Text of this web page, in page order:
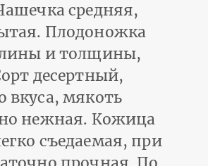
средняя,
Плодоножка
и толщины,
десертный,
вкуса, мякоть
нежная. Кожица
съедаемая, при